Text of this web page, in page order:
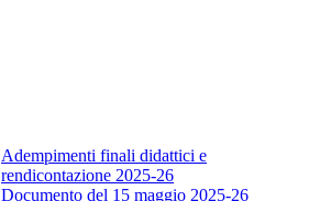
Adempimenti finali didattici e
rendicontazione 2025-26
Documento del 15 maggio 2025-26